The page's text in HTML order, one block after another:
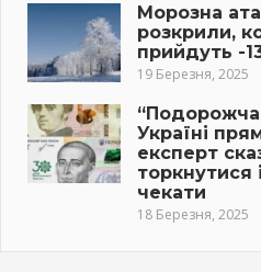
Морозна
розкрили,
прийдуть -
19 Березня, 2025
Україні
експерт
торкнутися
чекати
18 Березня, 2025